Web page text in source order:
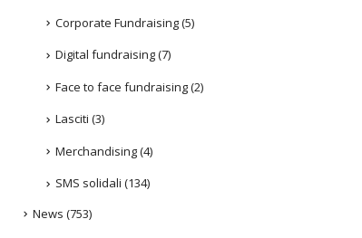
Corporate Fundraising(5)
Digital fundraising(7)
Face to face fundraising(2)
Lasciti (3)
Merchandising(4)
SMS solidali (134)
News (753)